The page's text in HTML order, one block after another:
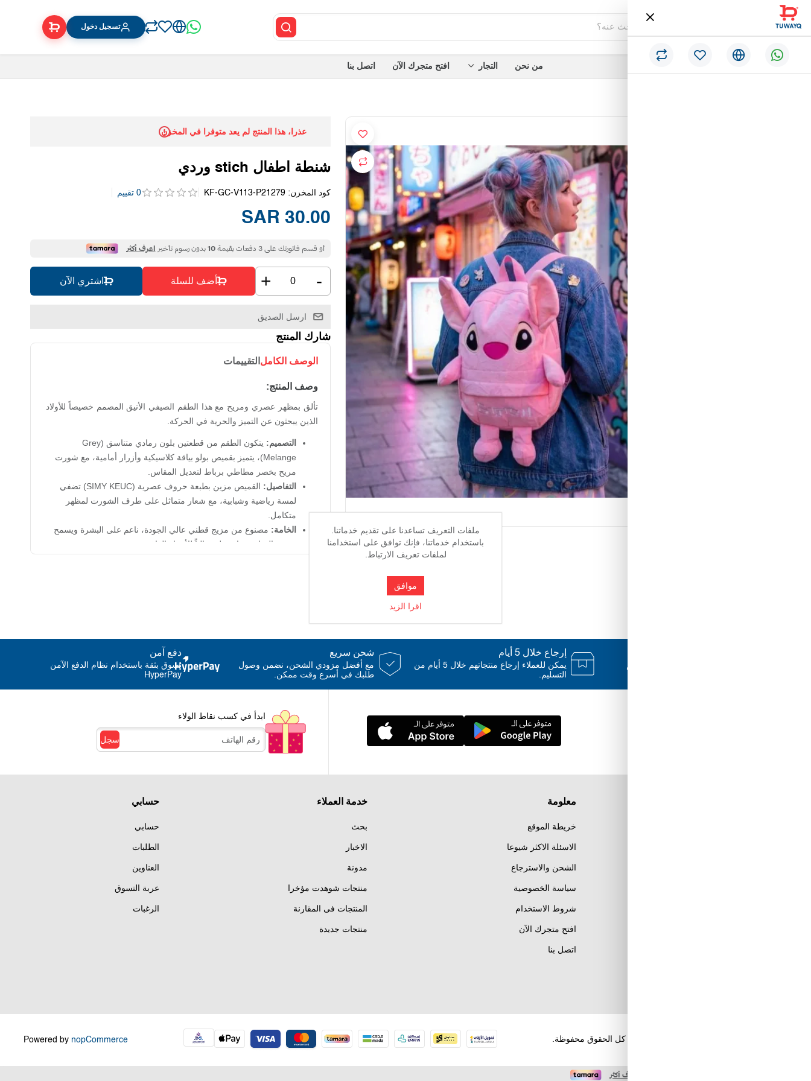
تسجيل دخول
من نحن التجار افتح متجرك الآن اتصل بنا
عذرا، هذا المنتج لم يعد متوفرا في المخزن
شنطة اطفال stich وردي
كود المخزن: KF-GC-V113-P21279 0 تقييم
30.00 SAR
-
+ أضف للسلة اشتري الآن
ارسل الصديق
شارك المنتج
الوصف الكامل التقييمات
وصف المنتج:
تألق بمظهر عصري ومريح مع هذا الطقم الصيفي الأنيق المصمم خصيصاً للأولاد
الذين يبحثون عن التميز والحرية في الحركة.
التصميم:
يتكون الطقم من قطعتين بلون رمادي متناسق (Grey
Melange)، يتميز بقميص بولو بياقة كلاسيكية وأزرار أمامية، مع شورت
مريح بخصر مطاطي برباط لتعديل المقاس.
التفاصيل:
القميص مزين بطبعة حروف عصرية (SIMY KEUC) تضفي
لمسة رياضية وشبابية، مع شعار متماثل على طرف الشورت لمظهر
متكامل.
الخامة: مصنوع من مزيج قطني عالي الجودة، ناعم على البشرة ويسمح
بمرور الهواء، مما يجعله مثالياً للأجواء الدافئة.
فريقنا متاح للإجابة على أسئلتك وتقديم
إرجاع خلال 5 أيام
يمكن للعملاء إرجاع منتجاتهم خلال 5 أيام من
التسليم.
شحن سريع
مع أفضل مزودي الشحن، نضمن وصول
طلبك في أسرع وقت ممكن.
دفع آمن
تسوق بثقة باستخدام نظام الدفع الآمن
HyperPay
ابدأ في كسب نقاط الولاء
سجل
معلومة
خريطة الموقع
الاسئلة الاكثر شيوعا
الشحن والاسترجاع
سياسة الخصوصية
شروط الاستخدام
افتح متجرك الآن
اتصل بنا
خدمة العملاء
بحث
الاخبار
مدونة
منتجات شوهدت مؤخرا
المنتجات فى المقارنة
منتجات جديدة
حسابي
حسابي
الطلبات
العناوين
عربة التسوق
الرغبات
Powered by nopCommerce
ملفات التعريف تساعدنا على تقديم خدماتنا.
باستخدام خدماتنا، فإنك توافق على استخدامنا
لملفات تعريف الارتباط.
موافق
اقرا الزيد